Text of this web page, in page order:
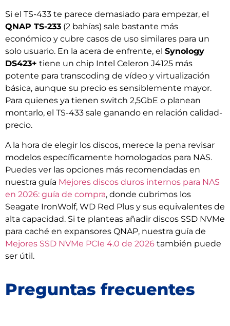
Si el TS-433 te parece demasiado para empezar, el
QNAP TS-233 (2 bahías) sale bastante más
económico y cubre casos de uso similares para un
solo usuario. En la acera de enfrente, el Synology
DS423+ tiene un chip Intel Celeron J4125 más
potente para transcoding de vídeo y virtualización
básica, aunque su precio es sensiblemente mayor.
Para quienes ya tienen switch 2,5GbE o planean
montarlo, el TS-433 sale ganando en relación calidad-
precio.
A la hora de elegir los discos, merece la pena revisar
modelos específicamente homologados para NAS.
Puedes ver las opciones más recomendadas en
nuestra guía Mejores discos duros internos para NAS
en 2026: guía de compra, donde cubrimos los
Seagate IronWolf, WD Red Plus y sus equivalentes de
alta capacidad. Si te planteas añadir discos SSD NVMe
para caché en expansores QNAP, nuestra guía de
Mejores SSD NVMe PCIe 4.0 de 2026 también puede
ser útil.
Preguntas frecuentes